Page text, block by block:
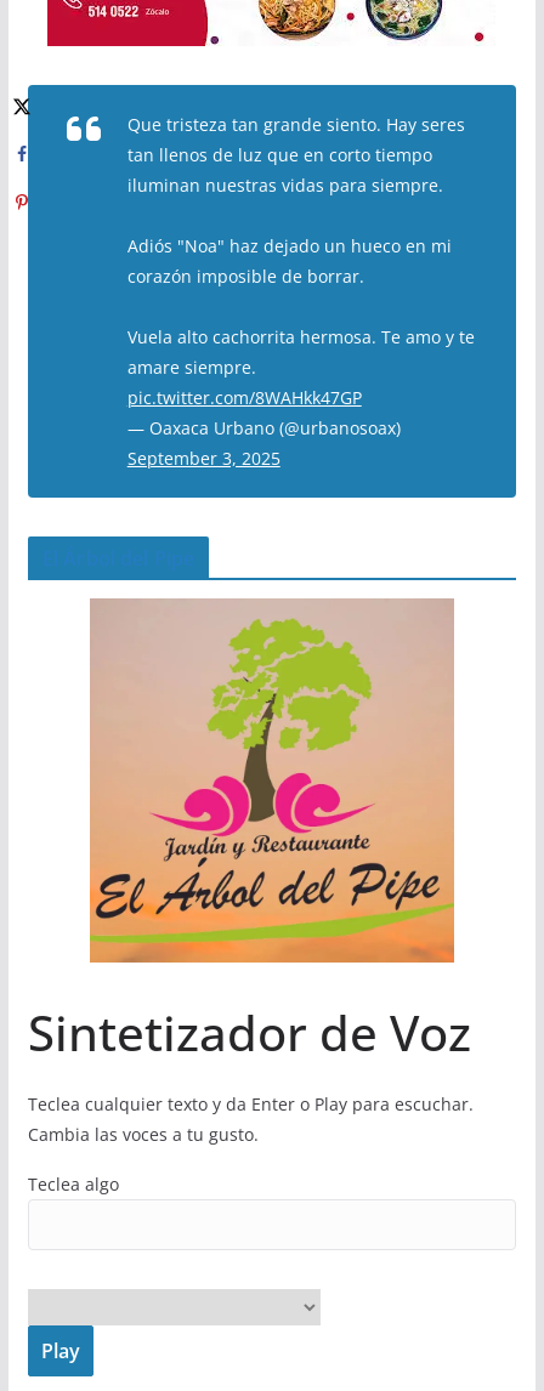
Que tristeza tan grande siento. Hay seres
tan llenos de luz que en corto tiempo
iluminan nuestras vidas para siempre.
Adiós "Noa" haz dejado un hueco en mi
corazón imposible de borrar.
Vuela alto cachorrita hermosa. Te amo y te
amare siempre.
pic.twitter.com/8WAHkk47GP
— Oaxaca Urbano (@urbanosoax)
September 3, 2025
Sintetizador de Voz
Teclea cualquier texto y da Enter o Play para escuchar.
Cambia las voces a tu gusto.
Teclea algo
Play